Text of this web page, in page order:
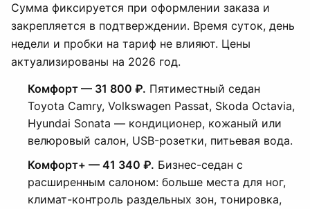
Сумма фиксируется при оформлении заказа и
закрепляется в подтверждении. Время суток, день
недели и пробки на тариф не влияют. Цены
актуализированы на 2026 год.
Комфорт — 31 800 ₽. Пятиместный седан
Toyota Camry, Volkswagen Passat, Skoda Octavia,
Hyundai Sonata — кондиционер, кожаный или
велюровый салон, USB-розетки, питьевая вода.
Комфорт+ — 41 340 ₽. Бизнес-седан с
расширенным салоном: больше места для ног,
климат-контроль раздельных зон, тонировка,